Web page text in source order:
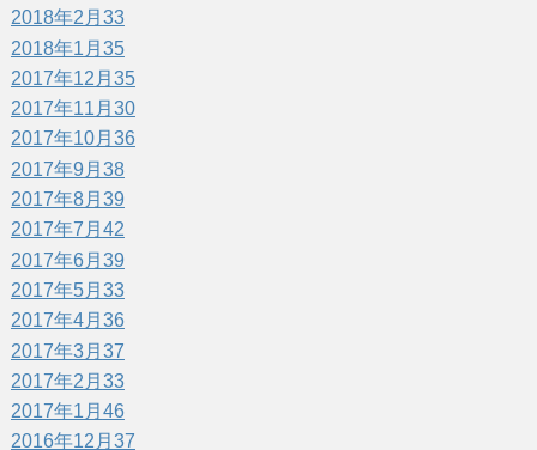
2018年2月 33
2018年1月 35
2017年12月 35
2017年11月 30
2017年10月 36
2017年9月 38
2017年8月 39
2017年7月 42
2017年6月 39
2017年5月 33
2017年4月 36
2017年3月 37
2017年2月 33
2017年1月 46
2016年12月 37